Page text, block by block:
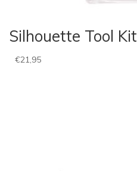
Silhouette Tool Kit
€21,95